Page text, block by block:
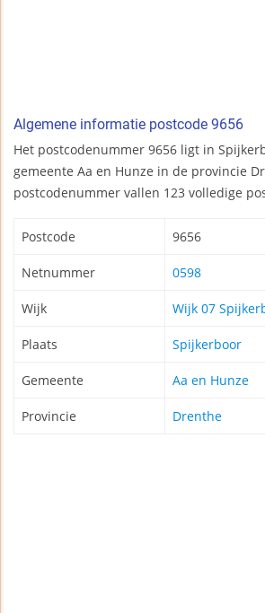
Algemene informatie postcode 9656
Het postcodenummer 9656 ligt in
gemeente Aa en Hunze in de provincie
postcodenummer vallen 123 volledige
Postcode 9656
Netnummer 0598
Wijk Wijk 07
Plaats Spijkerboor
Gemeente Aa en Hunze
Provincie Drenthe